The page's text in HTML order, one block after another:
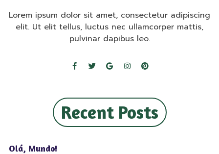
Lorem ipsum dolor sit amet, consectetur adipiscing
elit. Ut elit tellus, luctus nec ullamcorper mattis,
pulvinar dapibus leo.
Recent Posts
Olá, Mundo!